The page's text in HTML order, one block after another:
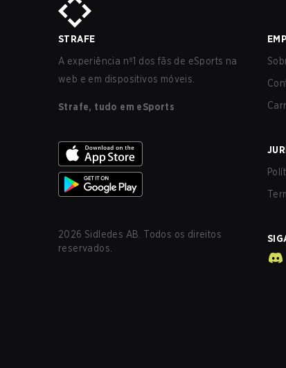
STRAFE
A experiência nº1 dos fãs de eSports na
web e em dispositivos móveis.
Strafe, tudo em eSports
2026 Sidledes AB. Todos os direitos
reservados.